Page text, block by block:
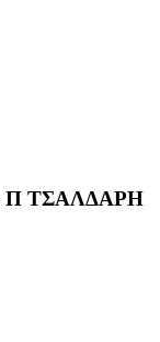
Π ΤΣΑΛΔΑΡΗ